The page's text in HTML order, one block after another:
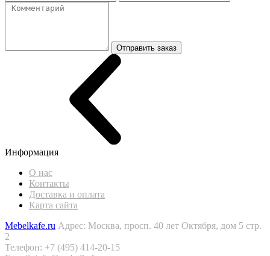
Отправить заказ
Информация
О нас
Контакты
Доставка и оплата
Карта сайта
Mebelkafe.ru Адрес: Москва, просп. 40 лет Октября, дом 5 стр.
2
Телефон: +7 (495) 414-20-15